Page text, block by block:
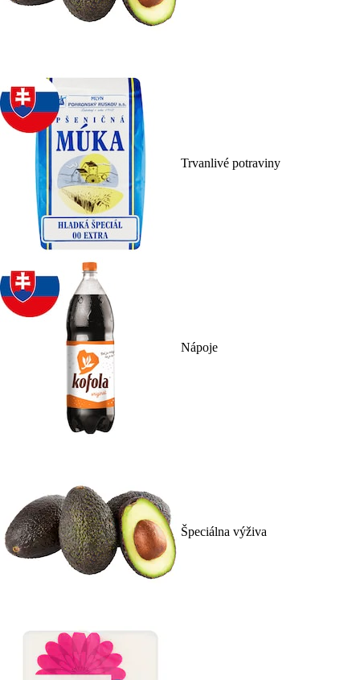
Trvanlivé potraviny
Nápoje
Špeciálna výživa